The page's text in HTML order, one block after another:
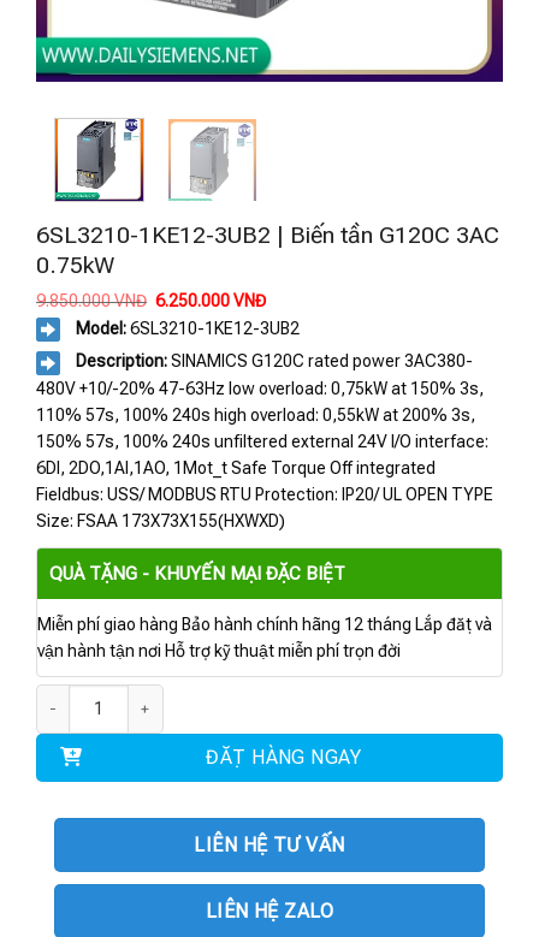
6SL3210-1KE12-3UB2 | Biến tần G120C 3AC
0.75kW
9.850.000VNĐ Giá
là:
9.850.000 VNĐ.
6.250.000VNĐGiá
tại
là:
6.250.000 VNĐ.
Model:6SL3210-1KE12-3UB2
Description:SINAMICS G120C rated power 3AC380-
480V +10/-20% 47-63Hz low overload: 0,75kW at 150% 3s,
110% 57s, 100% 240s high overload: 0,55kW at 200% 3s,
150% 57s, 100% 240s unfiltered external 24V I/O interface:
6DI, 2DO,1AI,1AO, 1Mot_t Safe Torque Off integrated
Fieldbus: USS/ MODBUS RTU Protection: IP20/ UL OPEN TYPE
Size: FSAA 173X73X155(HXWXD)
QUÀ TẶNG - KHUYẾN MẠI ĐẶC BIỆT
Miễn phí giao hàng Bảo hành chính hãng 12 tháng Lắp đặt và
vận hành tận nơi Hỗ trợ kỹ thuật miễn phí trọn đời
ĐẶT HÀNG NGAY
LIÊN HỆ TƯ VẤN
LIÊN HỆ ZALO